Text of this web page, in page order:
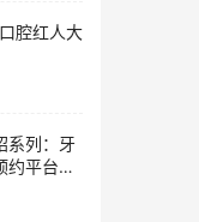
腔红人大
系列：牙
约平台是
？